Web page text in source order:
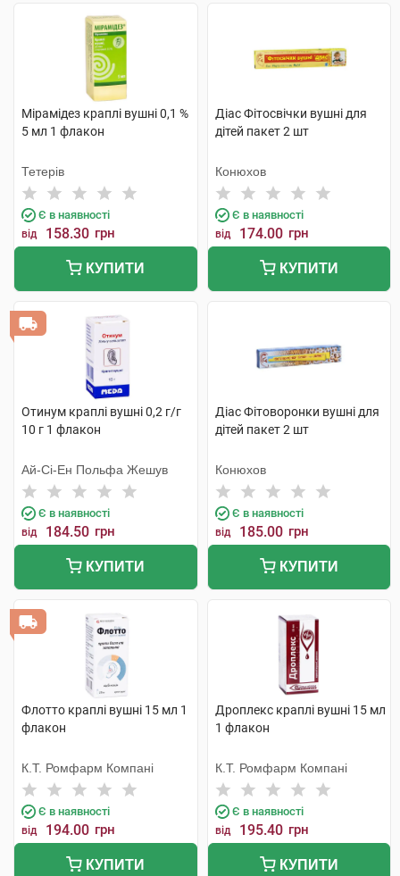
Мірамідез краплі вушні 0,1 %
5 мл 1 флакон
Тетерів
Є в наявності
від 158.30 грн
КУПИТИ
Діас Фітосвічки вушні для
дітей пакет 2 шт
Конюхов
Є в наявності
від 174.00 грн
КУПИТИ
Отинум краплі вушні 0,2 г/г
10 г 1 флакон
Ай-Сі-Ен Польфа Жешув
Є в наявності
від 184.50 грн
КУПИТИ
Діас Фітоворонки вушні для
дітей пакет 2 шт
Конюхов
Є в наявності
від 185.00 грн
КУПИТИ
Флотто краплі вушні 15 мл 1
флакон
К.Т. Ромфарм Компані
Є в наявності
від 194.00 грн
КУПИТИ
Дроплекс краплі вушні 15 мл
1 флакон
К.Т. Ромфарм Компані
Є в наявності
від 195.40 грн
КУПИТИ